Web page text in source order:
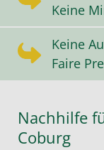
Keine
Keine
Faire
Nachhilfe
Coburg